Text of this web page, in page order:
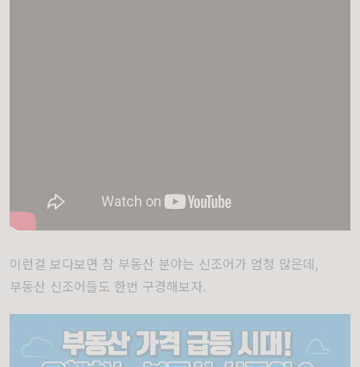
이런걸 보다보면 참 부동산 분야는 신조어가 엄청 많은데,
부동산 신조어들도 한번 구경해보자.